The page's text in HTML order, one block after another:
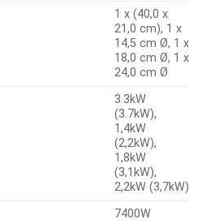
1 x (40,0 x
21,0 cm), 1 x
14,5 cm Ø, 1 x
18,0 cm Ø, 1 x
24,0 cm Ø
3.3kW
(3.7kW),
1,4kW
(2,2kW),
1,8kW
(3,1kW),
2,2kW (3,7kW)
7400W